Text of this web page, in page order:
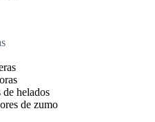
helados
de zumo